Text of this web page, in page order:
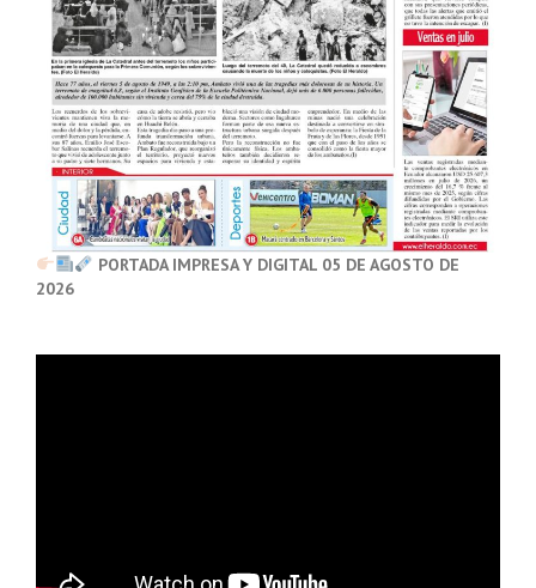
PORTADA IMPRESA Y DIGITAL 05 DE AGOSTO DE
2026